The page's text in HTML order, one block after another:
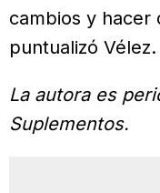
cambios y hacer
puntualizó Vélez.
La autora es
Suplementos.